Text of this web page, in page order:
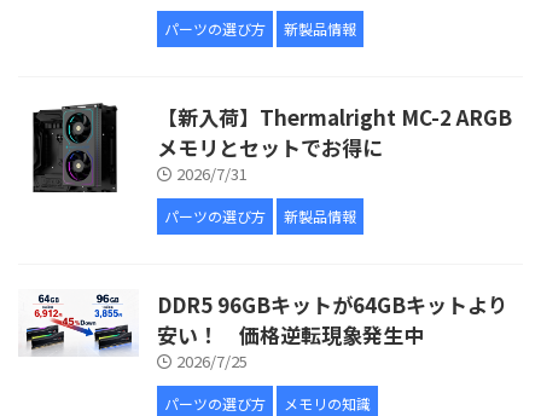
パーツの選び方 新製品情報
【新入荷】Thermalright MC-2 ARGB
メモリとセットでお得に
2026/7/31
パーツの選び方 新製品情報
DDR5 96GBキットが64GBキットより
安い！ 価格逆転現象発生中
2026/7/25
パーツの選び方 メモリの知識